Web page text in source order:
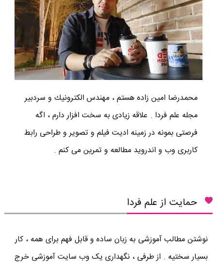
محمدرضا امين زاده هستم ، مهندس الكترونيك و سردبير
مجله علم فردا . علاقه زیادی به سخت افزار دارم ، اگه
فرصتی بمونه در زمینه ادیت فیلم و تصویر و طراحی رابط
کاربری وب و اندروید مطالعه و تمرین می کنم .
حمایت از علم فردا
نوشتن مطالب آموزشی به زبان ساده و قابل فهم برای همه ، کار
بسیار سختیه . از طرفی ، نگهداری یک وب سایت آموزشی خرج